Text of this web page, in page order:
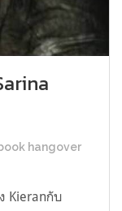
hangover
Kieranกับ